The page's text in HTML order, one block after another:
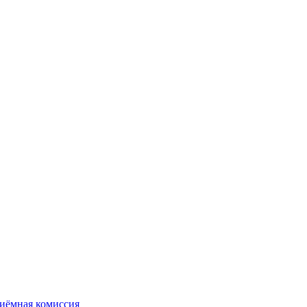
комиссия